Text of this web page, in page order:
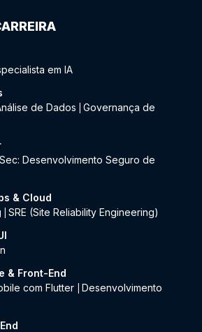
em IA
de Dados
Governança de
Desenvolvimento Seguro de
& Cloud
SRE (Site Reliability Engineering)
& Front-End
com Flutter
Desenvolvimento